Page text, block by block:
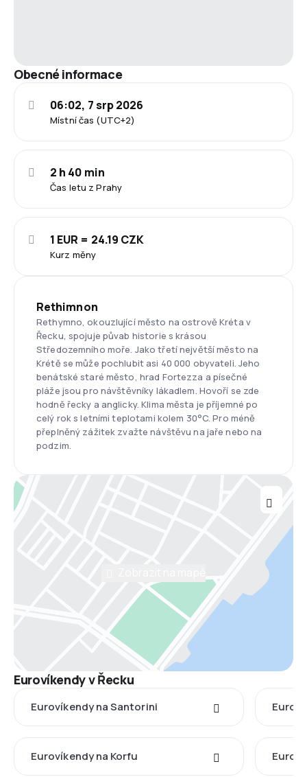
Obecné informace
Místní čas (UTC+2)
06:02, 7 srp 2026
Čas letu z Prahy
2 h 40 min
Kurz měny
1 EUR = 24.19 CZK
Rethimnon
Rethymno, okouzlující město na ostrově Kréta v
Řecku, spojuje půvab historie s krásou
Středozemního moře. Jako třetí největší město na
Krétě se může pochlubit asi 40 000 obyvateli. Jeho
benátské staré město, hrad Fortezza a písečné
pláže jsou pro návštěvníky lákadlem. Hovoří se zde
hodně řecky a anglicky. Klima města je příjemné po
celý rok s letními teplotami kolem 30°C. Pro méně
přeplněný zážitek zvažte návštěvu na jaře nebo na
podzim.
Eurovíkendy v Řecku
Eurovíkendy na Santorini
Eurovíkendy na Korfu